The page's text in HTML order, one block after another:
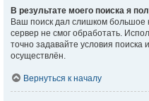
В результате моего поиска я
Ваш поиск дал слишком большое
сервер не смог обработать.
точно задавайте условия
осуществлён.
Вернуться к началу